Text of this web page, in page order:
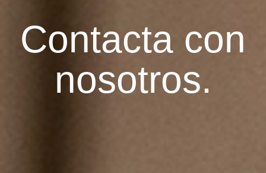
Contacta con
nosotros.